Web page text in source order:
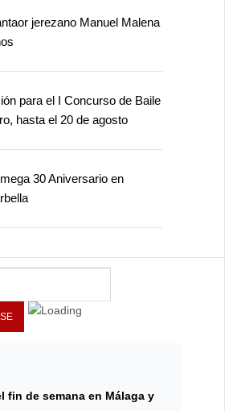
jerezano Manuel Malena
para el I Concurso de Baile
hasta el 20 de agosto
30 Aniversario en
fin de semana en Málaga y